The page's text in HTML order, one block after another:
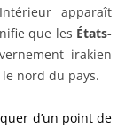
apparaît
que les États-
irakien
le nord du pays.
d’un point de